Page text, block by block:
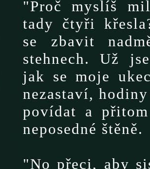
"Proč myslíš
tady čtyři
se zbavit
stehnech. Už
jak se moje
nezastaví,
povídat a
neposedné štěně.
"No přeci, aby